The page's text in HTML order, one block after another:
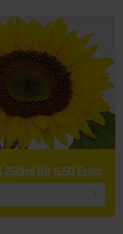
für 6,50 Euro